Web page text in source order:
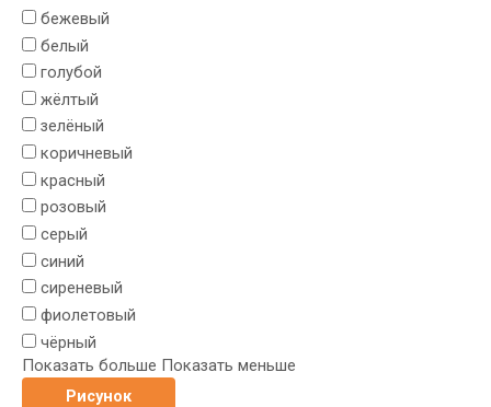
бежевый
белый
голубой
жёлтый
зелёный
коричневый
красный
розовый
серый
синий
сиреневый
фиолетовый
чёрный
Показать больше Показать меньше
Рисунок